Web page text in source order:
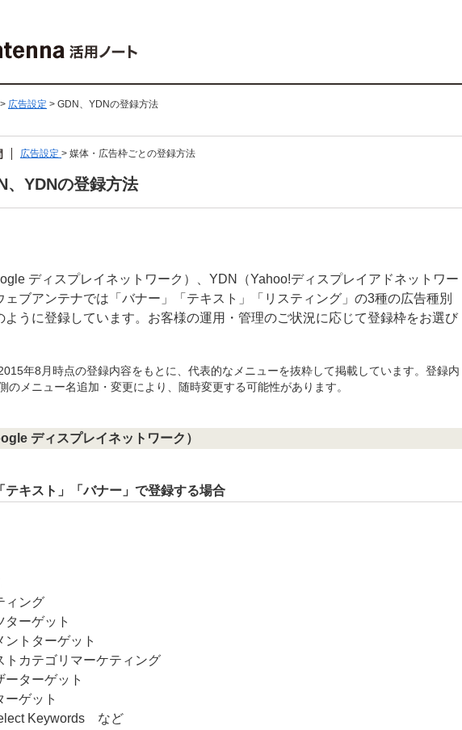
広告設定 > GDN、YDNの登録方法
広告設定 > 媒体・広告枠ごとの登録方法
、YDNの登録方法
ディスプレイネットワーク）、YDN（Yahoo!ディスプレイアドネットワー
ェブアンテナでは「バナー」「テキスト」「リスティング」の3種の広告種別
ように登録しています。お客様の運用・管理のご状況に応じて登録枠をお選び
年8月時点の登録内容をもとに、代表的なメニューを抜粋して掲載しています。登録内
のメニュー名追加・変更により、随時変更する可能性があります。
ディスプレイネットワーク）
テキスト」「バナー」で登録する場合
ィング
ターゲット
ントターゲット
トカテゴリマーケティング
ーターゲット
ーゲット
Keywords など